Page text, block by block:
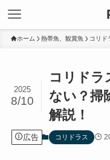
ホーム 熱帯魚、観賞魚 コリド
コリドラ
ない？掃
解説！
2025
8/10
広告 コリドラス